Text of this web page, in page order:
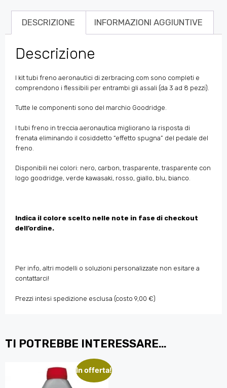
DESCRIZIONE INFORMAZIONI AGGIUNTIVE
Descrizione
I kit tubi freno aeronautici di zerbracing.com sono completi e
comprendono i flessibili per entrambi gli assali (da 3 ad 8 pezzi).
Tutte le componenti sono del marchio Goodridge.
I tubi freno in treccia aeronautica migliorano la risposta di
frenata eliminando il cosiddetto “effetto spugna” del pedale del
freno.
Disponibili nei colori: nero, carbon, trasparente, trasparente con
logo goodridge, verde kawasaki, rosso, giallo, blu, bianco.
Indica il colore scelto nelle note in fase di checkout
dell’ordine.
Per info, altri modelli o soluzioni personalizzate non esitare a
contattarci!
Prezzi intesi spedizione esclusa (costo 9,00 €)
TI POTREBBE INTERESSARE…
In offerta!